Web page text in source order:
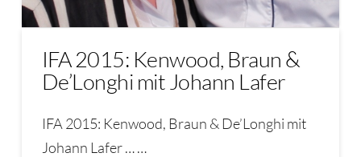
IFA 2015: Kenwood, Braun &
De’Longhi mit Johann Lafer
IFA 2015: Kenwood, Braun & De’Longhi mit
Johann Lafer … …